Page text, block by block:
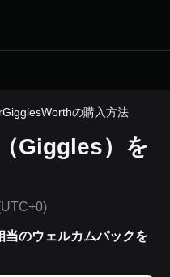
の購入方法
Giggles）を
当のウェルカムパックを